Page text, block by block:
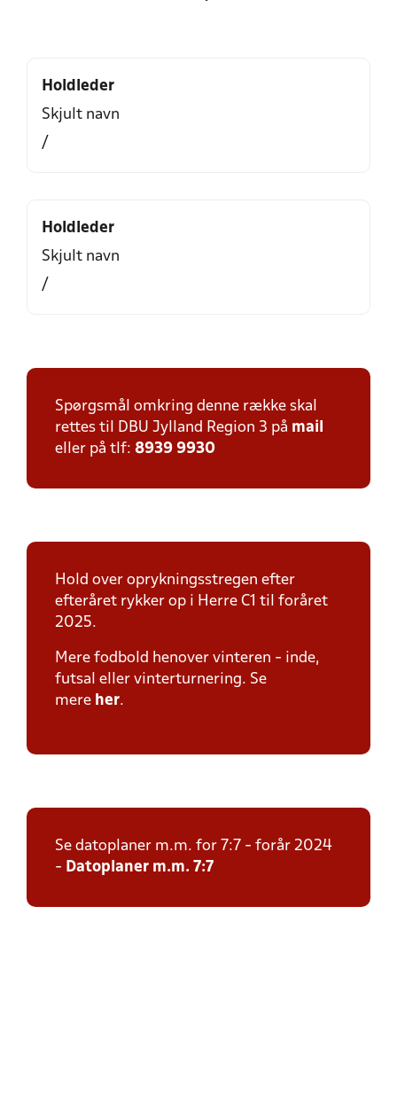
Holdleder
Skjult navn
/
Holdleder
Skjult navn
/
Spørgsmål omkring denne række skal
rettes til DBU Jylland Region 3 på mail
eller på tlf: 8939 9930
Hold over oprykningsstregen efter
efteråret rykker op i Herre C1 til foråret
2025.
Mere fodbold henover vinteren - inde,
futsal eller vinterturnering. Se
mere her.
Se datoplaner m.m. for 7:7 - forår 2024
- Datoplaner m.m. 7:7